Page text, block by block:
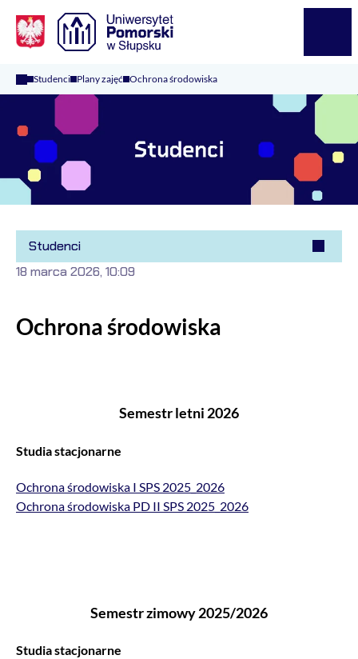
Studenci Plany zajęć Ochrona środowiska
Studenci
Ochrona środowiska
18 marca 2026, 10:09
Semestr letni 2026
Studia stacjonarne
Ochrona środowiska I SPS 2025_2026
Ochrona środowiska PD II SPS 2025_2026
Semestr zimowy 2025/2026
Studia stacjonarne